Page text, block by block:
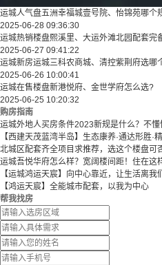
运城人气盘五洲幸福城壹号院、怡锦苑哪个
2025-06-28 09:36:30
运城热销楼盘熙溪里、大运外滩北园配套完
2025-06-27 09:41:22
运城新房运城三科农商城、清控紫荆府选哪
2025-06-26 10:00:41
运城在售楼盘新港悦府、金世学府怎么选?
2025-06-25 10:20:32
购房指南
运城外地人买房条件2023新规是什么？不懂
【西建天茂蓝湾半岛】生态康养·通达形胜·
北城区配套齐全项目求推荐，选这个楼盘可
运城吾悦华府怎么样？宽阔楼间距！住在这
【运城鸿运天宸】向中心靠近，让生活离我
【鸿运天宸】全能城市配套，以我为中心
帮我找房